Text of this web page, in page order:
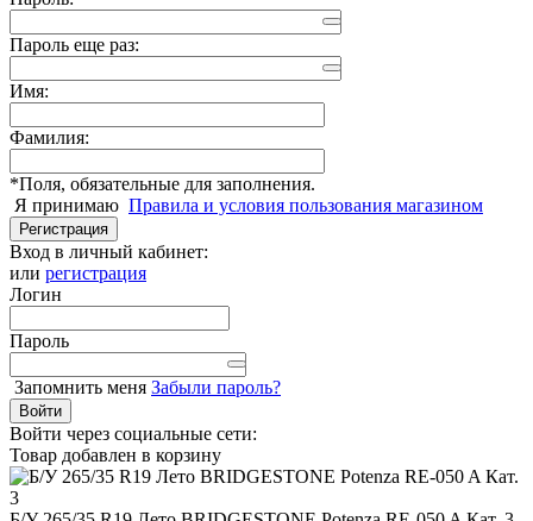
Пароль еще раз:
Имя:
Фамилия:
*Поля, обязательные для заполнения.
Я принимаю Правила и условия пользования магазином
Регистрация
Вход в личный кабинет:
или регистрация
Логин
Пароль
Запомнить меня Забыли пароль?
Войти
Войти через социальные сети:
Товар добавлен в корзину